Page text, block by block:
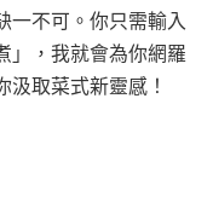
一不可。你只需輸入
」，我就會為你網羅
取菜式新靈感！